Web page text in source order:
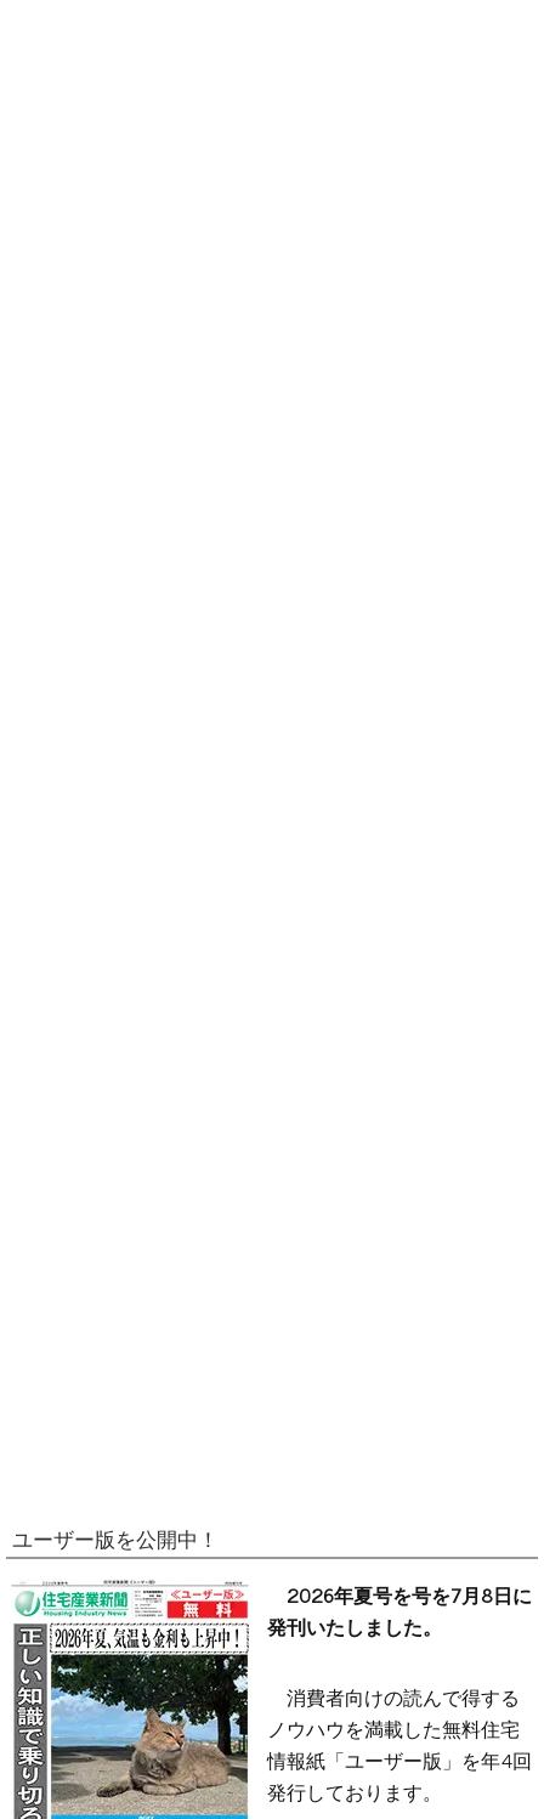
ユーザー版を公開中！
2026年夏号を号を7月8日に
発刊いたしました。
消費者向けの読んで得する
ノウハウを満載した無料住宅
情報紙「ユーザー版」を年4回
発行しております。